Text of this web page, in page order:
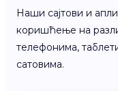
Наши сајтови и
коришћење на
телефонима,
сатовима.